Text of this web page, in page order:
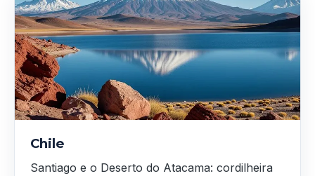
Chile
Santiago e o Deserto do Atacama: cordilheira